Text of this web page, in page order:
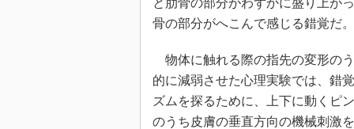
と肋骨の部分がわずかに盛り上が
骨の部分がへこんで感じる錯覚だ。
物体に触れる際の指先の変形の
的に減弱させた心理実験では、錯
ズムを探るために、上下に動くピ
のうち皮膚の垂直方向の機械刺激